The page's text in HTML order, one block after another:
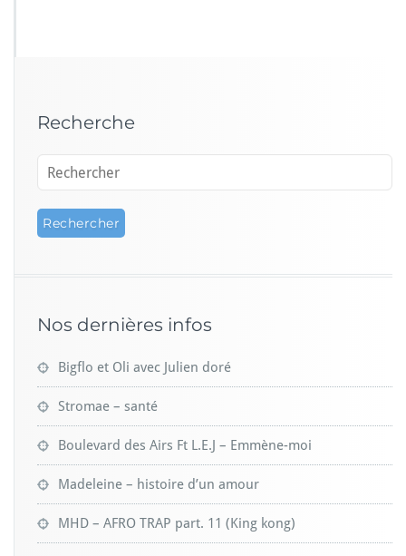
Recherche
Nos dernières infos
Bigflo et Oli avec Julien doré
Stromae – santé
Boulevard des Airs Ft L.E.J – Emmène-moi
Madeleine – histoire d’un amour
MHD – AFRO TRAP part. 11 (King kong)